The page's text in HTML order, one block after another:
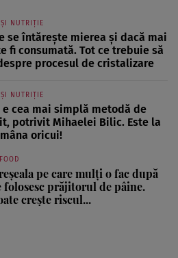
ȘI NUTRIȚIE
se întărește mierea și dacă mai
fi consumată. Tot ce trebuie să
procesul de cristalizare
ȘI NUTRIȚIE
e cea mai simplă metodă de
potrivit Mihaelei Bilic. Este la
oricui!
pe care mulți o fac după
folosesc prăjitorul de pâine.
crește riscul...